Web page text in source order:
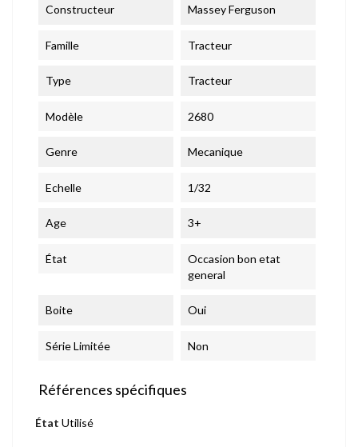
Constructeur Massey Ferguson
Famille Tracteur
Type Tracteur
Modèle 2680
Genre Mecanique
Echelle 1/32
Age 3+
État
Occasion bon etat
general
Boite Oui
Série Limitée Non
Références spécifiques
État Utilisé